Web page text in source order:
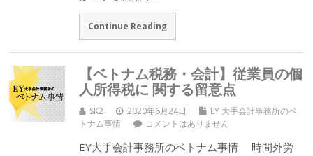
Continue Reading
【ベトナム税務・会計】従業員の個
人所得税に 関する留意点
SK2 2020年6月24日
EY 大手会計事務所のベ
トナム事情
コメントはありません
EY大手会計事務所のベトナム事情 時間外労